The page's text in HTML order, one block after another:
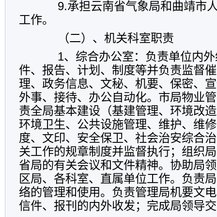
9.承担云南省气象局和曲靖市人
工作。
（二）、机关科室职责
1、综合办公室：负责单位内外
件、报告、计划、制度等并负责监督
理、政务信息、文秘、机要、保密、
外事、接待、办公自动化。市局物业
责全局基本建设（基建管理、环境改
环境卫生、公共设施管理、维护、维
度、文印、安全保卫、社会治安综合
关工作的规章制度并监督执行；组织
省局的有关会议和文件精神。协助局
区局、各科室、直属单位工作。负责
络的管理和使用。负责管理局机要文
信件、报刊的内外收发；完成局领导